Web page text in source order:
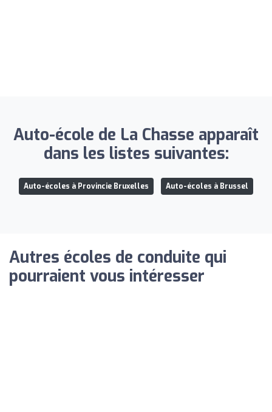
Auto-école de La Chasse apparaît
dans les listes suivantes:
Auto-écoles à Provincie Bruxelles Auto-écoles à Brussel
Autres écoles de conduite qui
pourraient vous intéresser